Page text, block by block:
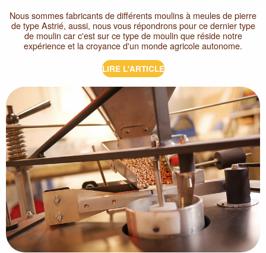
Nous sommes fabricants de différents moulins à meules de pierre
de type Astrié, aussi, nous vous répondrons pour ce dernier type
de moulin car c'est sur ce type de moulin que réside notre
expérience et la croyance d'un monde agricole autonome.
LIRE L'ARTICLE